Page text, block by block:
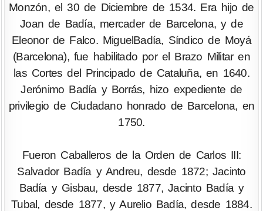
Monzón, el 30 de Diciembre de 1534. Era hijo de
Joan de Badía, mercader de Barcelona, y de
Eleonor de Falco. MiguelBadía, Síndico de Moyá
(Barcelona), fue habilitado por el Brazo Militar en
las Cortes del Principado de Cataluña, en 1640.
Jerónimo Badía y Borrás, hizo expediente de
privilegio de Ciudadano honrado de Barcelona, en
1750.
Fueron Caballeros de la Orden de Carlos III:
Salvador Badía y Andreu, desde 1872; Jacinto
Badía y Gisbau, desde 1877, Jacinto Badía y
Tubal, desde 1877, y Aurelio Badía, desde 1884.